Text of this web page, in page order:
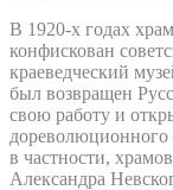
В 1920-х годах
конфискован
краеведческий
был возвращен
свою работу и
дореволюционного
в частности,
Александра